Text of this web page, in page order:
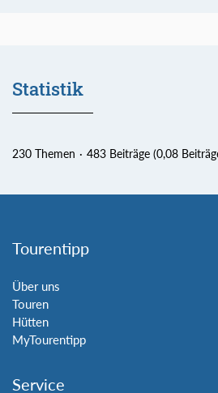
Statistik
230 Themen 483 Beiträge (0,08
Tourentipp
Über uns
Touren
Hütten
MyTourentipp
Service